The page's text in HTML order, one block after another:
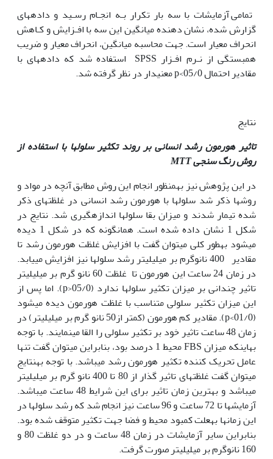
تمامی آزمایشات با سه بار تکرار بـه انجـام رسـید و داده‏های
گزارش شده، نشان دهنده میانگین این سه با افـزایش و کـاهش
انحراف معیار است. جهت محاسبه میانگین، انحراف معیار و ضریب
همبستگی از نـرم افـزار SPSS استفاده شد که داده‫های با
مقادیر احتمال 05/0>p معنی‏دار در نظر گرفته شد.
نتایج
تاثیر هورمون رشد انسانی بر روند تکثیر سلولها با استفاده از
روش رنگ سنجیMTT
در این پژوهش نیز به‏منظور انجام این روش مطابق آنچه در مواد و
روش‫ها ذکر شد سلول‏ها با هورمون رشد انسانی در غلظت‏های ذکر
شده تیمار شدند و میزان بقا سلول‏ها اندازه‫گیری شد. نتایج در
شکل 1 نشان داده شده است. همان‏گونه که در شکل 1 دیده
می‏شود به‏طور کلی می‏توان گفت با افزایش غلظت هورمون رشد تا
مقادیر 400 نانو‫گرم بر میلی‏لیتر رشد سلول‏ها نیز افزایش می‏یابد.
در زمان 24 ساعت این هورمون تا غلظت 60 نانو گرم بر میلی‏لیتر
تاثیر چندانی بر میزان تکثیر سلول‫ها ندارد (05/0<p). اما پس از
این میزان تکثیر سلولی متناسب با غلظت هورمون دیده می‏شود
(01/0>p). مقادیر کم هورمون (کمتر از50 نانو گرم بر میلی‏لیتر) در
زمان 48 ساعت تاثیر خود بر تکثیر سلولی را القا می‏نمایند. با توجه
به‏این‫که میزان FBS محیط 1 درصد بود، بنابراین می‏توان گفت تنها
عامل تحریک کننده تکثیر هورمون رشد می‏باشد. با توجه به‏نتایج
می‏توان گفت غلظت‫های تاثیر گذار از 80 تا 400 نانو گرم بر میلی‏لیتر
می‏باشد و بهترین زمان تاثیر برای این شرایط 48 ساعت می‏باشد.
آزمایش‫ها تا 72 ساعت و 96 ساعت نیز انجام شد که رشد سلول‫ها در
این زمان‫ها به‏علت کمبود محیط و فضا جهت تکثیر متوقف شده بود.
بنابراین سایر آزمایشات در زمان 48 ساعت و در دو غلظت 80 و
160 نانو‫گرم بر میلی‏لیتر صورت گرفت.